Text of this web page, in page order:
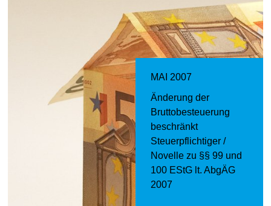
MAI 2007
Änderung der
Bruttobesteuerung
beschränkt
Steuerpflichtiger /
Novelle zu §§ 99 und
100 EStG lt. AbgÄG
2007